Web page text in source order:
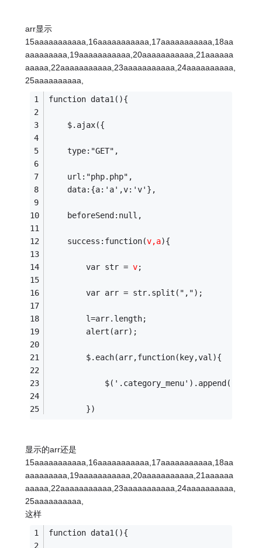
arr显示
15aaaaaaaaaaa,16aaaaaaaaaaa,17aaaaaaaaaaa,18aa
aaaaaaaaa,19aaaaaaaaaaa,20aaaaaaaaaaa,21aaaaaa
aaaaa,22aaaaaaaaaaa,23aaaaaaaaaaa,24aaaaaaaaaa,
25aaaaaaaaaa,
function data1(){
	$.ajax({
	type:"GET",
	url:"php.php",
	data:{a:'a',v:'v'},
	beforeSend:null,
	success:function(
v,a){
		var str =
v;
		var arr = str.split(",");
		l=arr.length;
		alert(arr);
		$.each(arr,function(key,val){
		})
显示的arr还是
15aaaaaaaaaaa,16aaaaaaaaaaa,17aaaaaaaaaaa,18aa
aaaaaaaaa,19aaaaaaaaaaa,20aaaaaaaaaaa,21aaaaaa
aaaaa,22aaaaaaaaaaa,23aaaaaaaaaaa,24aaaaaaaaaa,
25aaaaaaaaaa,
这样
function data1(){